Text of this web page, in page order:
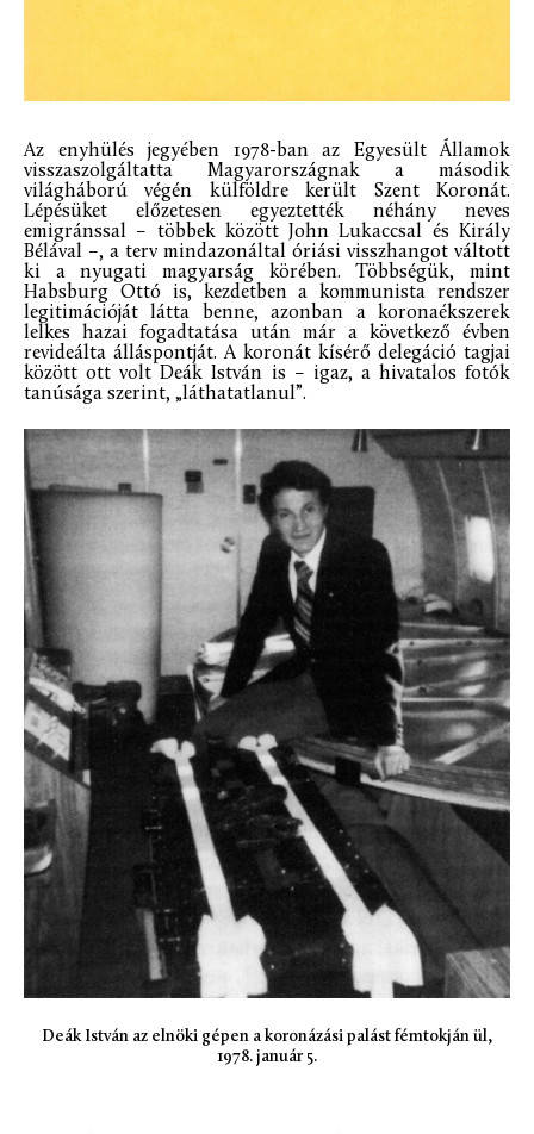
Az enyhülés jegyében 1978-ban az Egyesült Államok
visszaszolgáltatta Magyarországnak a második
világháború végén külföldre került Szent Koronát.
Lépésüket előzetesen egyeztették néhány neves
emigránssal – többek között John Lukaccsal és Király
Bélával –, a terv mindazonáltal óriási visszhangot váltott
ki a nyugati magyarság körében. Többségük, mint
Habsburg Ottó is, kezdetben a kommunista rendszer
legitimációját látta benne, azonban a koronaékszerek
lelkes hazai fogadtatása után már a következő évben
revideálta álláspontját. A koronát kísérő delegáció tagjai
között ott volt Deák István is – igaz, a hivatalos fotók
tanúsága szerint, „láthatatlanul”.
Deák István az elnöki gépen a koronázási palást fémtokján ül,
1978. január 5.